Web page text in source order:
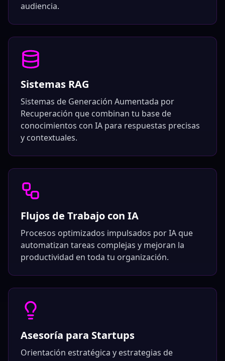
audiencia.
Sistemas RAG
Sistemas de Generación Aumentada por
Recuperación que combinan tu base de
conocimientos con IA para respuestas precisas
y contextuales.
Flujos de Trabajo con IA
Procesos optimizados impulsados por IA que
automatizan tareas complejas y mejoran la
productividad en toda tu organización.
Asesoría para Startups
Orientación estratégica y estrategias de